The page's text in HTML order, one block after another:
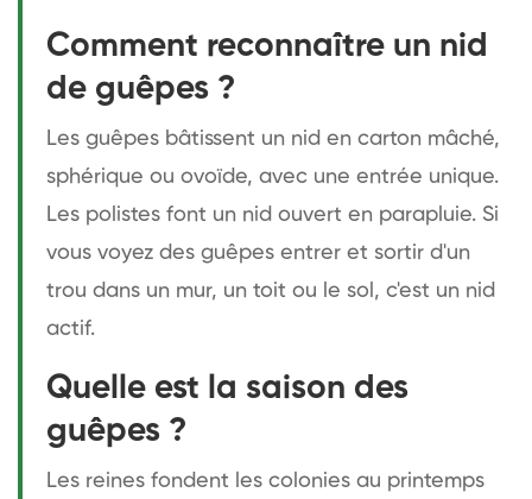
Comment reconnaître un nid
de guêpes ?
Les guêpes bâtissent un nid en carton mâché,
sphérique ou ovoïde, avec une entrée unique.
Les polistes font un nid ouvert en parapluie. Si
vous voyez des guêpes entrer et sortir d'un
trou dans un mur, un toit ou le sol, c'est un nid
actif.
Quelle est la saison des
guêpes ?
Les reines fondent les colonies au printemps